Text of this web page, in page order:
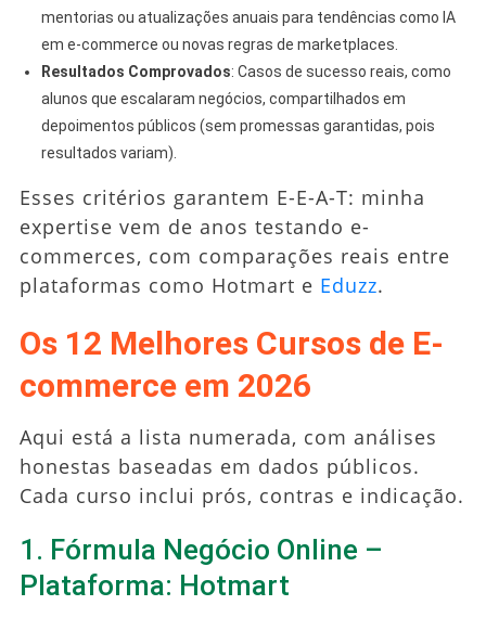
mentorias ou atualizações anuais para tendências como IA
em e-commerce ou novas regras de marketplaces.
Resultados Comprovados: Casos de sucesso reais, como
alunos que escalaram negócios, compartilhados em
depoimentos públicos (sem promessas garantidas, pois
resultados variam).
Esses critérios garantem E-E-A-T: minha
expertise vem de anos testando e-
commerces, com comparações reais entre
plataformas como Hotmart e Eduzz.
Os 12 Melhores Cursos de E-
commerce em 2026
Aqui está a lista numerada, com análises
honestas baseadas em dados públicos.
Cada curso inclui prós, contras e indicação.
1. Fórmula Negócio Online –
Plataforma: Hotmart